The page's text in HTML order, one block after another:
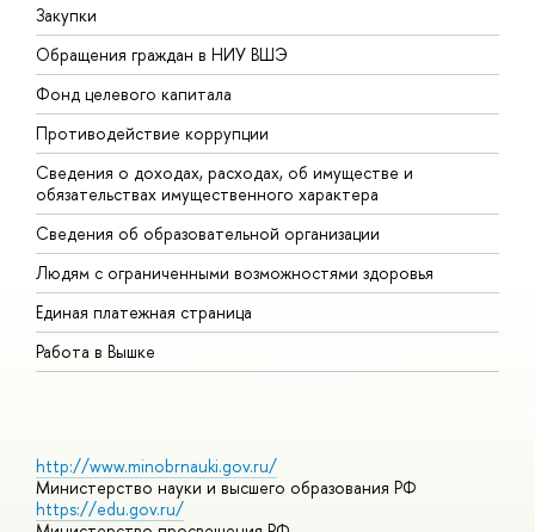
Закупки
Обращения граждан в НИУ ВШЭ
Фонд целевого капитала
Противодействие коррупции
Сведения о доходах, расходах, об имуществе и
обязательствах имущественного характера
Сведения об образовательной организации
Людям с ограниченными возможностями здоровья
Единая платежная страница
Работа в Вышке
http://www.minobrnauki.gov.ru/
Министерство науки и высшего образования РФ
https://edu.gov.ru/